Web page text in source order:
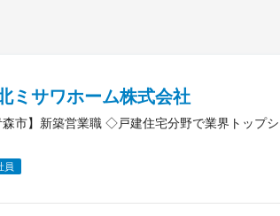
ミサワホーム株式会社
森市】新築営業職 ◇戸建住宅分野で業界トッ
員